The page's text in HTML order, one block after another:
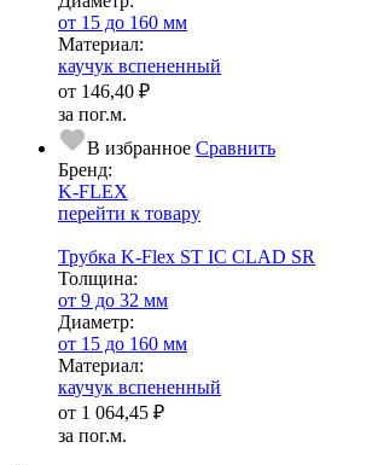
от 15 до 160 мм
Ма­­те­­ри­­ал:
каучук вспененный
от 146,40 ₽
за пог.м.
В избранное Сравнить
Бренд:
K-FLEX
перейти к товару
Трубка K-Flex ST IС CLAD SR
Тол­щи­на:
от 9 до 32 мм
Диаметр:
от 15 до 160 мм
Ма­­те­­ри­­ал:
каучук вспененный
от 1 064,45 ₽
за пог.м.